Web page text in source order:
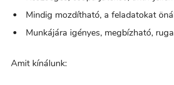
Mindig mozdítható, a feladatokat
Munkájára igényes, megbízható,
Amit kínálunk: